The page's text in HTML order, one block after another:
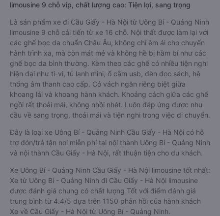
limousine 9 chỗ vip, chất lượng cao: Tiện lợi, sang trọng
Là sản phẩm xe đi Cầu Giấy - Hà Nội từ Uông Bí - Quảng Ninh
limousine 9 chỗ cải tiến từ xe 16 chỗ. Nội thất được làm lại với
các ghế bọc da chuẩn Châu Âu, không chỉ êm ái cho chuyến
hành trình xa, mà còn mát mẻ và không hề bị hầm bí như các
ghế bọc da bình thường. Kèm theo các ghế có nhiều tiện nghi
hiện đại như ti-vi, tủ lạnh mini, ổ cắm usb, đèn đọc sách, hệ
thống âm thanh cao cấp. Có vách ngăn riêng biệt giữa
khoang lái và khoang hành khách. Khoảng cách giữa các ghế
ngồi rất thoải mái, không nhồi nhét. Luôn đáp ứng được nhu
cầu về sang trọng, thoải mái và tiện nghi trong việc di chuyển.
Đây là loại xe Uông Bí - Quảng Ninh Cầu Giấy - Hà Nội có hỗ
trợ đón/trả tận nơi miễn phí tại nội thành Uông Bí - Quảng Ninh
và nội thành Cầu Giấy - Hà Nội, rất thuận tiện cho du khách.
Xe Uông Bí - Quảng Ninh Cầu Giấy - Hà Nội limousine tốt nhất:
Xe từ Uông Bí - Quảng Ninh đi Cầu Giấy - Hà Nội limousine
được đánh giá chung có chất lượng Tốt với điểm đánh giá
trung bình từ 4.4/5 dựa trên 1150 phản hồi của hành khách
Xe về Cầu Giấy - Hà Nội từ Uông Bí - Quảng Ninh.